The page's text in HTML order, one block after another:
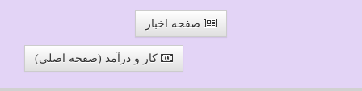
صفحه اخبار
کار و درآمد (صفحه اصلی)